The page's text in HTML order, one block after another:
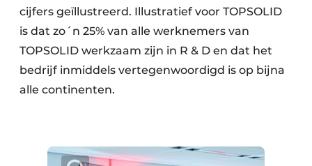
cijfers geïllustreerd. Illustratief voor TOPSOLID
is dat zo´n 25% van alle werknemers van
TOPSOLID werkzaam zijn in R & D en dat het
bedrijf inmiddels vertegenwoordigd is op bijna
alle continenten.